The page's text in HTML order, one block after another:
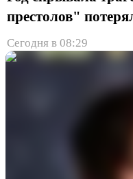
престолов"
Сегодня в 08:29